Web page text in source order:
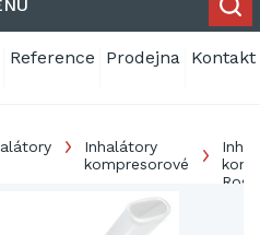
Reference Prodejna Kontakt
Inhalátory
kompresorové